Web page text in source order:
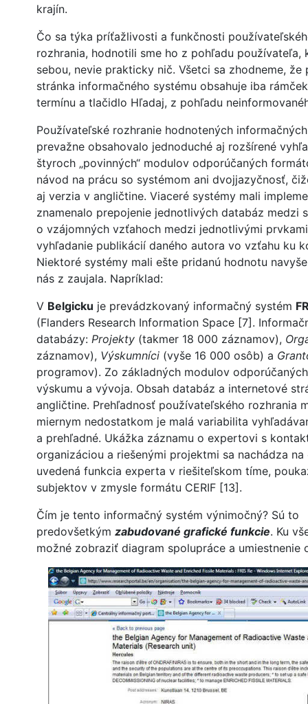
krajín.
Čo sa týka príťažlivosti a funkčnosti
rozhrania, hodnotili sme ho z pohľadu
sebou, nevie prakticky nič. Všetci sa zhodneme,
stránka informačného systému obsahuje iba
termínu a tlačidlo Hľadaj, z pohľadu
Používateľské rozhranie hodnotených
prevažne obsahovalo jednoduché aj rozšírené
štyroch „povinných“ modulov odporúčaných
návod na prácu so systémom ani dvojjazyčnosť,
aj verzia v angličtine. Viaceré systémy mali
znamenalo prepojenie jednotlivých databáz medzi
o vzájomných vzťahoch medzi jednotlivými
vyhľadanie publikácií daného autora vo vzťahu ku
Niektoré systémy mali ešte pridanú hodnotu
nás z zaujala. Napríklad:
V Belgicku je prevádzkovaný informačný systém
(Flanders Research Information Space [7].
databázy: Projekty (takmer 18 000 záznamov),
záznamov), Výskumníci (vyše 16 000 osôb) a
programov). Zo základných modulov
výskumu a vývoja. Obsah databáz a internetové
angličtine. Prehľadnosť používateľského rozhrania
miernym nedostatkom je malá variabilita
a prehľadné. Ukážka záznamu o expertovi s
organizáciou a riešenými projektmi sa nachádza
uvedená funkcia experta v riešiteľskom tíme,
subjektov v zmysle formátu CERIF [13].
Čím je tento informačný systém výnimočný? Sú to
predovšetkým zabudované grafické funkcie. Ku
možné zobraziť diagram spolupráce a umiestnenie